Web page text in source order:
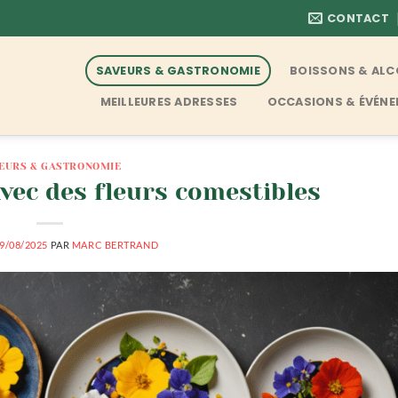
CONTACT
SAVEURS & GASTRONOMIE BOISSONS &
MEILLEURES ADRESSES OCCASIONS &
& GASTRONOMIE
des fleurs comestibles
08/2025 PAR MARC BERTRAND